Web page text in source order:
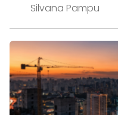
Silvana Pampu